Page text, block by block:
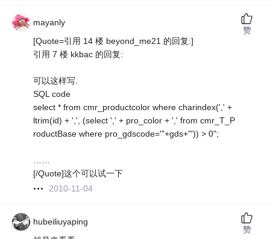
mayanly
[Quote=引用 14 楼 beyond_me21 的回复:]
引用 7 楼 kkbac 的回复:
可以这样写.
SQL code
select * from cmr_productcolor where charindex(',' +
ltrim(id) + ',', (select ',' + pro_color + ',' from cmr_T_P
roductBase where pro_gdscode='"+gds+"')) > 0";
……
[/Quote]这个可以试一下
2010-11-04
赞
hubeiliuyaping
赞